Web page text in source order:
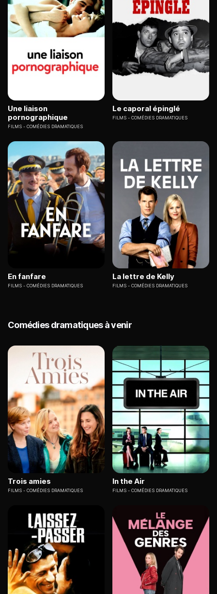
Une liaison
pornographique
FILMS COMÉDIES DRAMATIQUES
Le caporal épinglé
FILMS COMÉDIES DRAMATIQUES
En fanfare
FILMS COMÉDIES DRAMATIQUES
La lettre de Kelly
FILMS COMÉDIES DRAMATIQUES
Comédies dramatiques à venir
Trois amies
FILMS COMÉDIES DRAMATIQUES
In the Air
FILMS COMÉDIES DRAMATIQUES